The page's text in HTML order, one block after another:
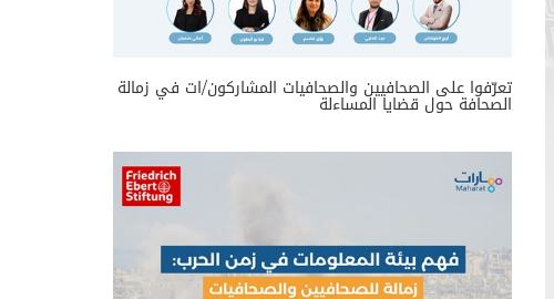
تعرّفوا على الصحافيين والصحافيات المشاركون/ات في زمالة
الصحافة حول قضايا المساءلة